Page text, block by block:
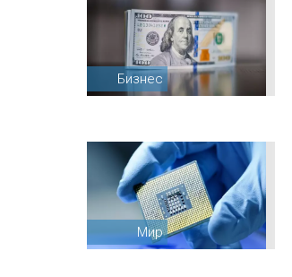
Бизнес
Мир